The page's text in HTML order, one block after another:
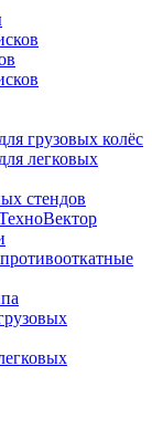
грузовых колёс
легковых
стендов